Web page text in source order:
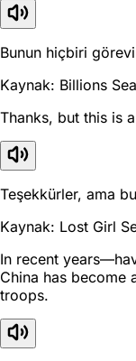
Bunun hiçbiri
Kaynak: Billions
Thanks, but this is
Teşekkürler, ama
Kaynak: Lost Girl
In recent
China has become
troops.